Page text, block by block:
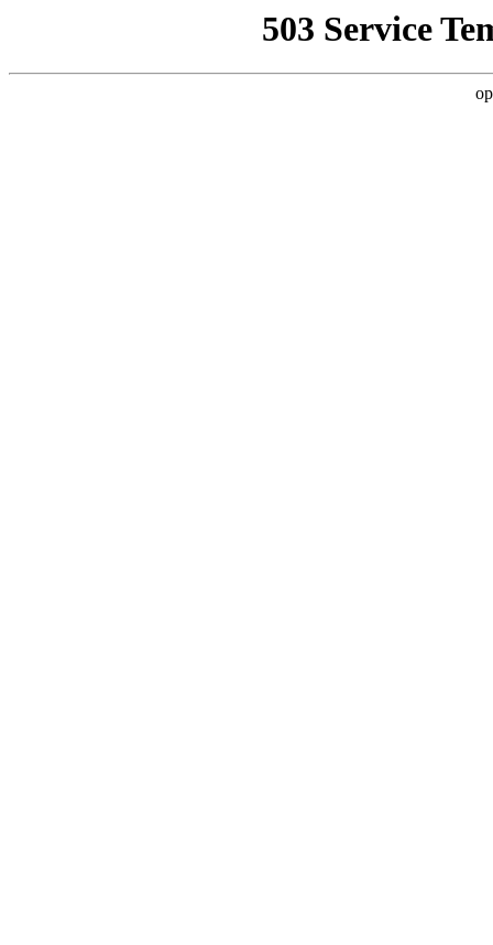
503 Service